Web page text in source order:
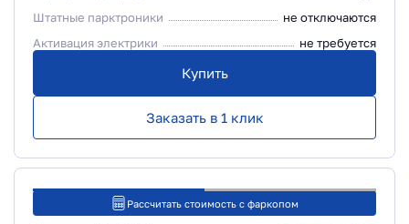
Штатные парктроники
не отключаются
Активация электрики
не требуется
Купить
Заказать в 1 клик
Рассчитать стоимость с фаркопом